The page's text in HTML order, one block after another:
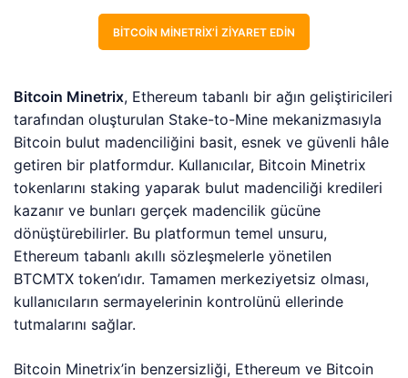
BITCOIN MINETRIX’I ZIYARET EDIN
Bitcoin Minetrix, Ethereum tabanlı bir ağın geliştiricileri
tarafından oluşturulan Stake-to-Mine mekanizmasıyla
Bitcoin bulut madenciliğini basit, esnek ve güvenli hâle
getiren bir platformdur. Kullanıcılar, Bitcoin Minetrix
tokenlarını staking yaparak bulut madenciliği kredileri
kazanır ve bunları gerçek madencilik gücüne
dönüştürebilirler. Bu platformun temel unsuru,
Ethereum tabanlı akıllı sözleşmelerle yönetilen
BTCMTX token’ıdır. Tamamen merkeziyetsiz olması,
kullanıcıların sermayelerinin kontrolünü ellerinde
tutmalarını sağlar.
Bitcoin Minetrix’in benzersizliği, Ethereum ve Bitcoin